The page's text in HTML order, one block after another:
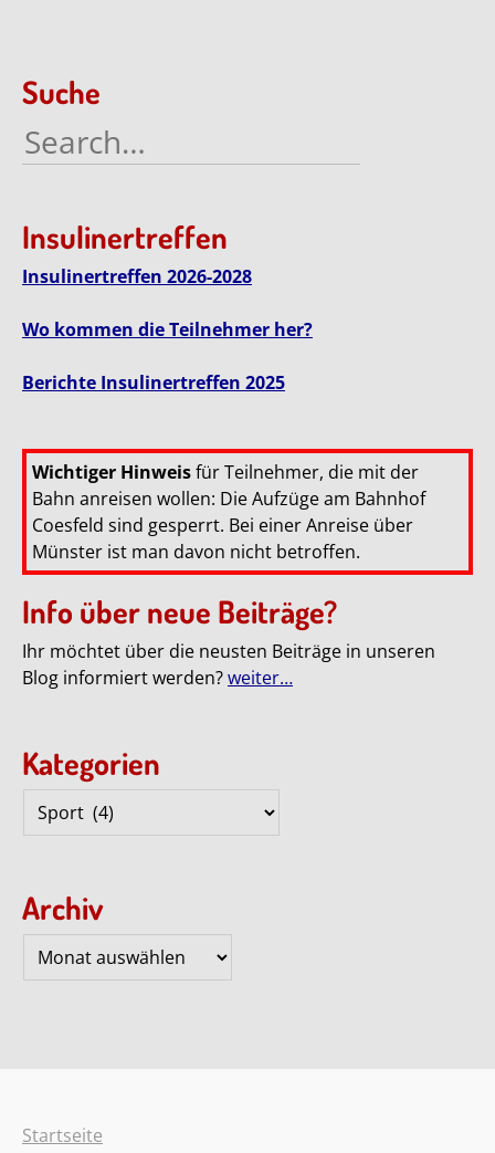
Suche
Search
for:
Insulinertreffen
Insulinertreffen 2026-2028
Wo kommen die Teilnehmer her?
Berichte Insulinertreffen 2025
Wichtiger Hinweisfür Teilnehmer, die mit der
Bahn anreisen wollen: Die Aufzüge am Bahnhof
Coesfeld sind gesperrt. Bei einer Anreise über
Münster ist man davon nicht betroffen.
Info über neue Beiträge?
Ihr möchtet über die neusten Beiträge in unseren
Blog informiert werden?weiter…
Kategorien
Kategorien
Archiv
Archiv
Startseite